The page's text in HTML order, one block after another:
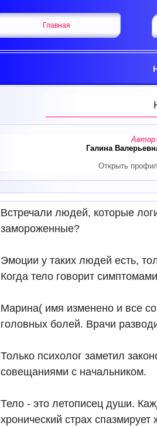
Главная
Автор:
Галина
Открыть
Встречали людей, которые
замороженные?
Эмоции у таких людей есть,
Когда тело говорит
Марина( имя изменено и все
головных болей. Врачи
Только психолог заметил
совещаниями с начальником.
Тело - это летописец души.
хронический страх